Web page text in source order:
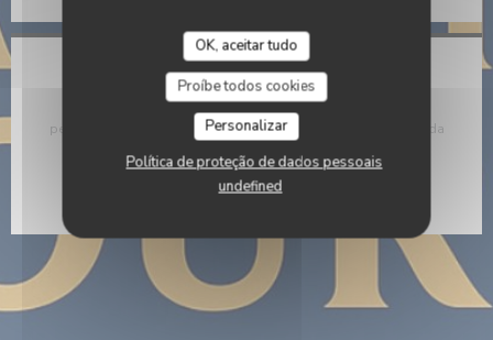
OK, aceitar tudo
Proíbe todos cookies
Personalizar
Política de proteção de dados pessoais
undefined
Mantenha-se atualizado
Subscrever a nossa newsletter para receber comunicações
personalizadas e ofertas de marketing por correio eletrónico da
nossa parte.
Subscrever